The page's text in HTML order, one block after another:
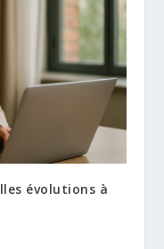
évolutions à